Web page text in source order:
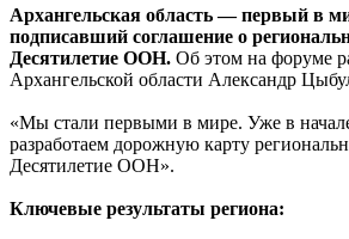
Архангельская область — первый в
подписавший соглашение о
Десятилетие ООН. Об этом на форуме
Архангельской области Александр
«Мы стали первыми в мире. Уже в
разработаем дорожную карту
Десятилетие ООН».
Ключевые результаты региона: